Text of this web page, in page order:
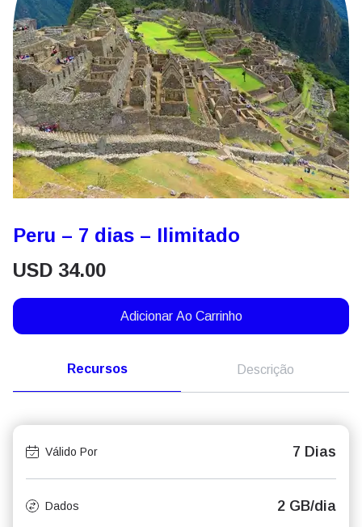
Peru – 7 dias – Ilimitado
USD 34.00
Adicionar Ao Carrinho
Recursos Descrição
Válido Por 7 Dias
Dados 2 GB/dia